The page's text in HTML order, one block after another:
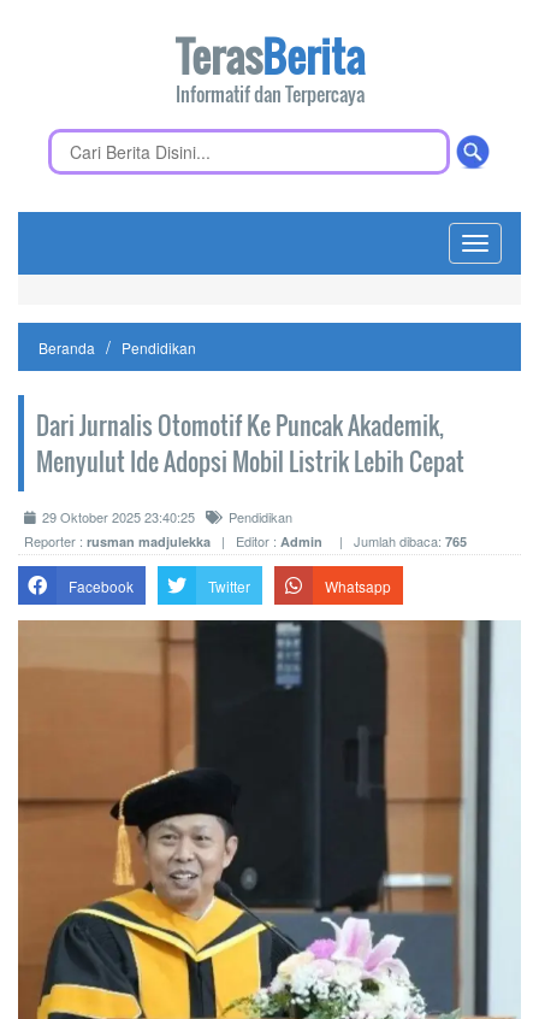
TerasBerita
Informatif dan Terpercaya
Toggle
Beranda Pendidikan
Dari Jurnalis Otomotif Ke Puncak Akademik,
Menyulut Ide Adopsi Mobil Listrik Lebih Cepat
29 Oktober 2025 23:40:25
Pendidikan
Reporter : rusman madjulekka | Editor : Admin | Jumlah dibaca: 765
Facebook Twitter Whatsapp